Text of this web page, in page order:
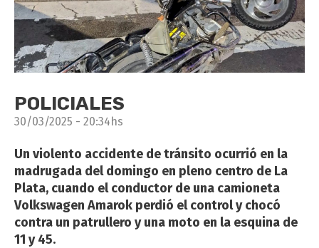
POLICIALES
30/03/2025 - 20:34hs
Un violento accidente de tránsito ocurrió en la
madrugada del domingo en pleno centro de La
Plata, cuando el conductor de una camioneta
Volkswagen Amarok perdió el control y chocó
contra un patrullero y una moto en la esquina de
11 y 45.